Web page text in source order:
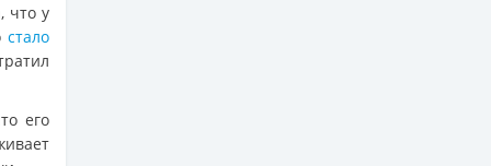
что у
стало
его